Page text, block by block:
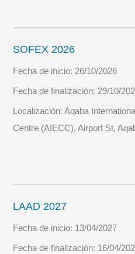
SOFEX 2026
Fecha de inicio:26/10/2026
Fecha de finalización:29/10/
Localización:Aqaba
Centre (AIECC), Airport St,
LAAD 2027
Fecha de inicio: 13/04/2027
Fecha de finalización: 16/04/